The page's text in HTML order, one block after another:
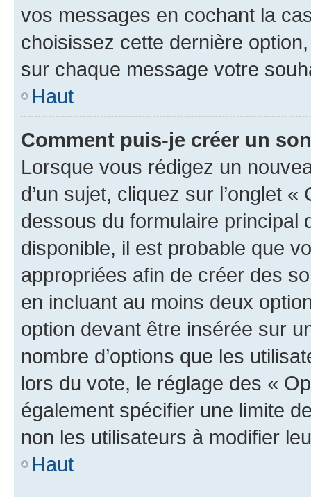
vos messages en cochant la
choisissez cette dernière
sur chaque message votre
Haut
Comment puis-je créer un
Lorsque vous rédigez un
d’un sujet, cliquez sur l’onglet
dessous du formulaire principal
disponible, il est probable que
appropriées afin de créer des
en incluant au moins deux
option devant être insérée sur
nombre d’options que les
lors du vote, le réglage des «
également spécifier une limite
non les utilisateurs à modifier
Haut